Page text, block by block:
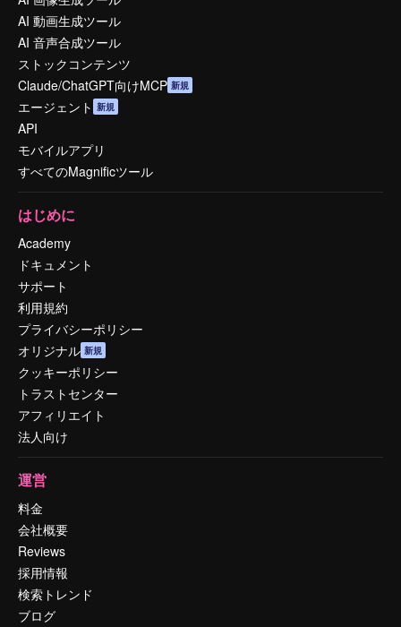
AI 動画生成ツール
AI 音声合成ツール
ストックコンテンツ
Claude/ChatGPT向けMCP 新規
エージェント 新規
API
モバイルアプリ
すべてのMagnificツール
はじめに
Academy
ドキュメント
サポート
利用規約
プライバシーポリシー
オリジナル 新規
クッキーポリシー
トラストセンター
アフィリエイト
法人向け
運営
料金
会社概要
Reviews
採用情報
検索トレンド
ブログ